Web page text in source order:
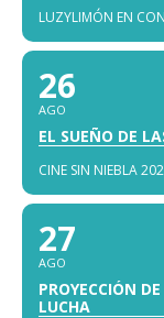
LUZYLIMÓN EN
26
AGO
EL SUEÑO DE
CINE SIN NIEBLA
27
AGO
PROYECCIÓN
LUCHA